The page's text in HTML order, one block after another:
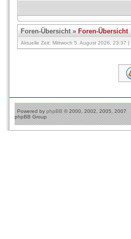
Foren-Übersicht» Foren-Übersicht
Aktuelle Zeit: Mittwoch 5. August 2026, 23:37 |
Powered by phpBB © 2000, 2002, 2005, 2007
phpBB Group